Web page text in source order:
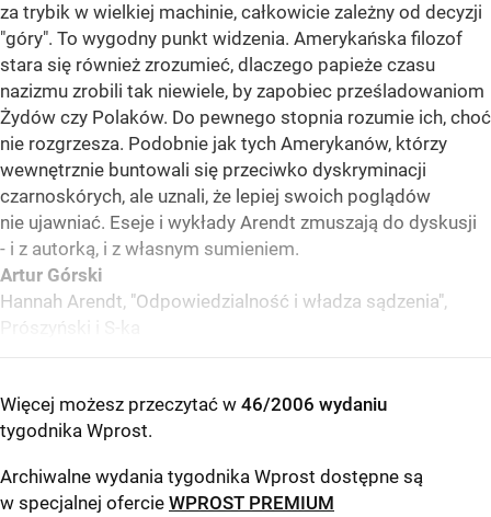
za trybik w wielkiej machinie, całkowicie zależny od decyzji
"góry". To wygodny punkt widzenia. Amerykańska filozof
stara się również zrozumieć, dlaczego papieże czasu
nazizmu zrobili tak niewiele, by zapobiec prześladowaniom
Żydów czy Polaków. Do pewnego stopnia rozumie ich, choć
nie rozgrzesza. Podobnie jak tych Amerykanów, którzy
wewnętrznie buntowali się przeciwko dyskryminacji
czarnoskórych, ale uznali, że lepiej swoich poglądów
nie ujawniać. Eseje i wykłady Arendt zmuszają do dyskusji
- i z autorką, i z własnym sumieniem.
Artur Górski
Hannah Arendt, "Odpowiedzialność i władza sądzenia",
Prószyński i S-ka
Więcej możesz przeczytać w 46/2006 wydaniu
tygodnika Wprost.
Archiwalne wydania tygodnika Wprost dostępne są
w specjalnej ofercie WPROST PREMIUM